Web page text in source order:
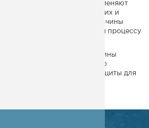
технологию защиты применяют
сплавов, нержавеющих и
Катодная защита от ржавчины
не подвергающихся процессу
способов защиты от ржавчины
СНиП 2.03.11 по
антикоррозионной защиты для